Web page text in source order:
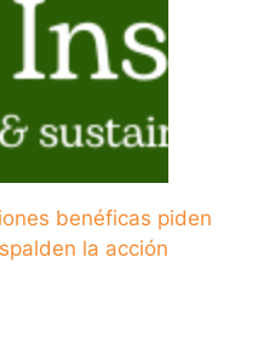
benéficas piden
la acción